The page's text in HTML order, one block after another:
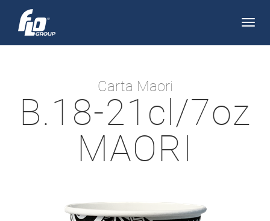
Carta Maori
B.18-21cl/7oz
MAORI